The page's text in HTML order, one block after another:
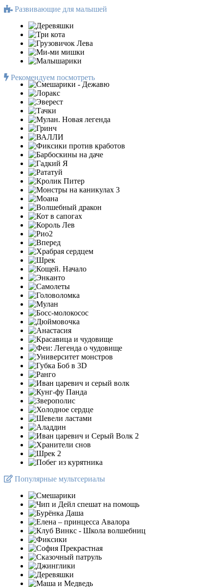
Развивающие для малышей
Рекомендуем посмотреть
Популярные мультсериалы